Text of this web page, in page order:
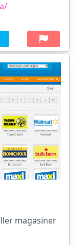
magasiner